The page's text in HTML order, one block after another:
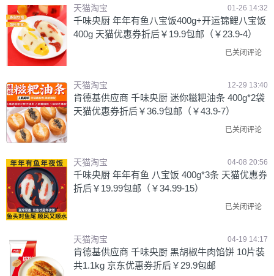
天猫淘宝 01-26 14:32
千味央厨 年年有鱼八宝饭400g+开运锦鲤八宝饭
400g 天猫优惠券折后￥19.9包邮（￥23.9-4）
已关闭评论
天猫淘宝 12-29 13:40
肯德基供应商 千味央厨 迷你糍粑油条 400g*2袋
天猫优惠券折后￥36.9包邮（￥43.9-7）
已关闭评论
天猫淘宝 04-08 20:56
千味央厨 年年有鱼 八宝饭 400g*3条 天猫优惠券
折后￥19.99包邮（￥34.99-15）
已关闭评论
天猫淘宝 04-19 14:17
肯德基供应商 千味央厨 黑胡椒牛肉馅饼 10片装
共1.1kg 京东优惠券折后￥29.9包邮